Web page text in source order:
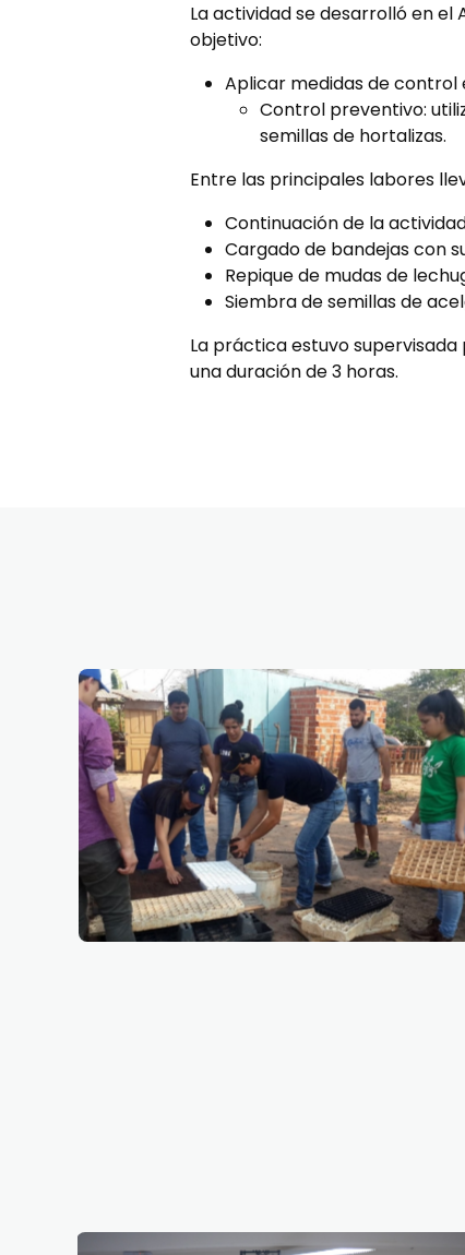
La actividad se desarrolló en el
objetivo:
Aplicar medidas de
Control preventivo:
semillas de hortalizas.
Entre las principales labores
Continuación de la
Cargado de bandejas con
Repique de mudas de
Siembra de semillas de
La práctica estuvo
una duración de 3 horas.